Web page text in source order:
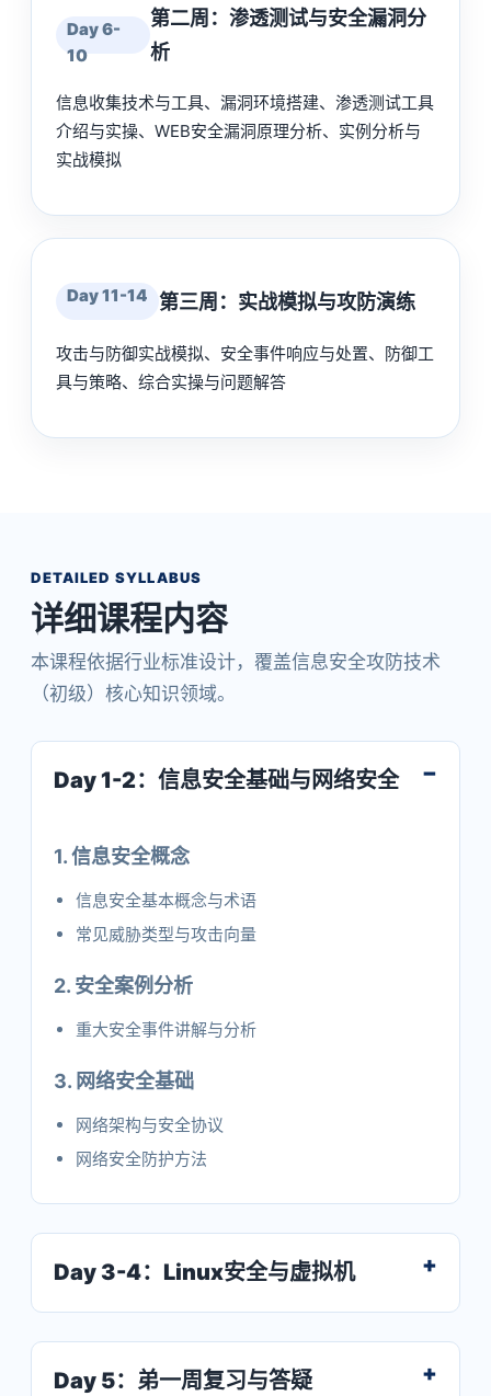
Day 6-
10
第二周：渗透测试与安全漏洞分
析
信息收集技术与工具、漏洞环境搭建、渗透测试工具
介绍与实操、WEB安全漏洞原理分析、实例分析与
实战模拟
Day 11-14 第三周：实战模拟与攻防演练
攻击与防御实战模拟、安全事件响应与处置、防御工
具与策略、综合实操与问题解答
DETAILED SYLLABUS
详细课程内容
本课程依据行业标准设计，覆盖信息安全攻防技术
（初级）核心知识领域。
Day 1-2：信息安全基础与网络安全
1. 信息安全概念
信息安全基本概念与术语
常见威胁类型与攻击向量
2. 安全案例分析
重大安全事件讲解与分析
3. 网络安全基础
网络架构与安全协议
网络安全防护方法
Day 3-4：Linux安全与虚拟机
Day 5：弟一周复习与答疑